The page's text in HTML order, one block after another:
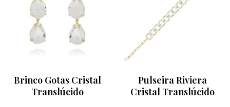
Brinco Gotas Cristal
Translúcido
Pulseira Riviera
Cristal Translúcido